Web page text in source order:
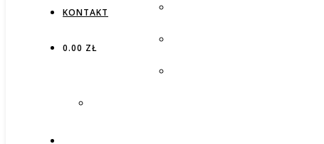
KONTAKT
0.00 ZŁ